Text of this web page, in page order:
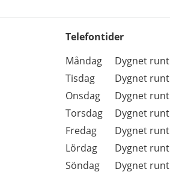
Telefontider
Dag
Öppettider
Kommentarer
Måndag
Dygnet runt
Tisdag
Dygnet runt
Onsdag
Dygnet runt
Torsdag
Dygnet runt
Fredag
Dygnet runt
Lördag
Dygnet runt
Söndag
Dygnet runt